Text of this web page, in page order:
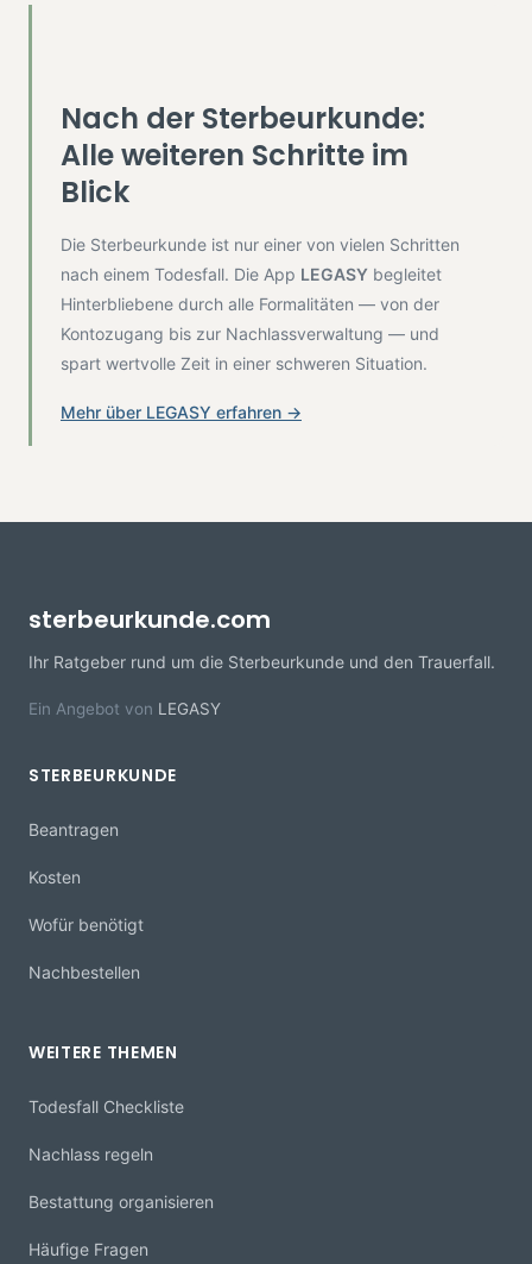
Nach der Sterbeurkunde:
Alle weiteren Schritte im
Blick
Die Sterbeurkunde ist nur einer von vielen Schritten
nach einem Todesfall. Die App LEGASYbegleitet
Hinterbliebene durch alle Formalitäten — von der
Kontozugang bis zur Nachlassverwaltung — und
spart wertvolle Zeit in einer schweren Situation.
Mehr über LEGASY erfahren →
sterbeurkunde.com
Ihr Ratgeber rund um die Sterbeurkunde und den Trauerfall.
Ein Angebot von LEGASY
STERBEURKUNDE
Beantragen
Kosten
Wofür benötigt
Nachbestellen
WEITERE THEMEN
Todesfall Checkliste
Nachlass regeln
Bestattung organisieren
Häufige Fragen